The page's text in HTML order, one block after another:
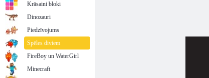
Krāsaini bloki
Dinozauri
Piedzīvojums
Spēles diviem
FireBoy un WaterGirl
Minecraft